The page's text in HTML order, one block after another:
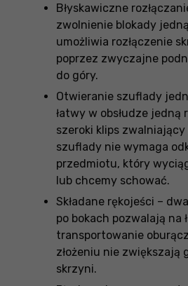
Błyskawiczne
zwolnienie blokady
umożliwia rozłączenie
poprzez zwyczajne
do góry.
Otwieranie szuflady
łatwy w obsłudze jedną
szeroki klips zwalniający
szuflady nie wymaga
przedmiotu, który
lub chcemy schować.
Składane rękojeści –
po bokach pozwalają na
transportowanie
złożeniu nie zwiększają
skrzyni.